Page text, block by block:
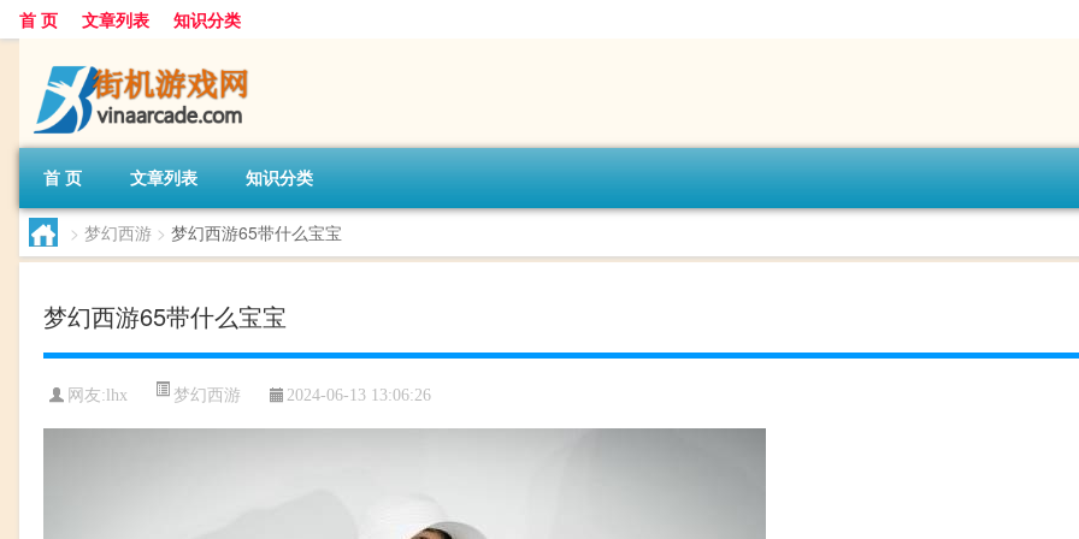
首 页 文章列表 知识分类
首 页 文章列表 知识分类
> 梦幻西游 > 梦幻西游65带什么宝宝
梦幻西游65带什么宝宝
网友: lhx 梦幻西游 2024-06-13 13:06:26